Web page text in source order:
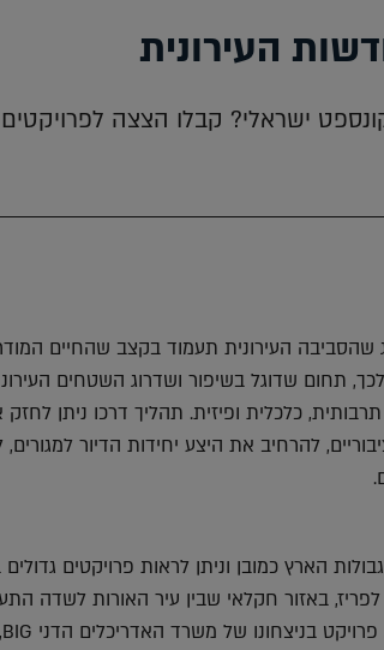
העירונית
ישראלי? קבלו הצצה לפרויקטים
העירונית תעמוד בקצב שהחיים
תחום שדוגל בשיפור ושדרוג השטחים
כלכלית ופיזית. תהליך דרכו ניתן
להרחיב את היצע יחידות הדיור
הארץ כמובן וניתן לראות פרויקטים
באזור חקלאי שבין עיר האורות לשדה
שארל דה גול, מתוכנן פרויקט 'EuropaCity'. פרויקט בניצחונו של משרד האדריכלים הדני BIG,